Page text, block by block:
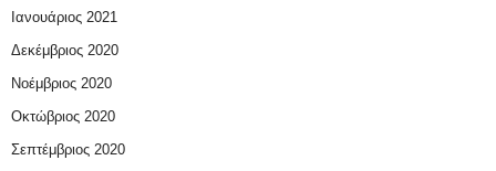
Ιανουάριος 2021
Δεκέμβριος 2020
Νοέμβριος 2020
Οκτώβριος 2020
Σεπτέμβριος 2020